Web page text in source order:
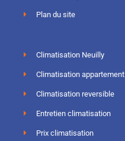
Plan du site
Climatisation Neuilly
Climatisation appartement
Climatisation reversible
Entretien climatisation
Prix climatisation